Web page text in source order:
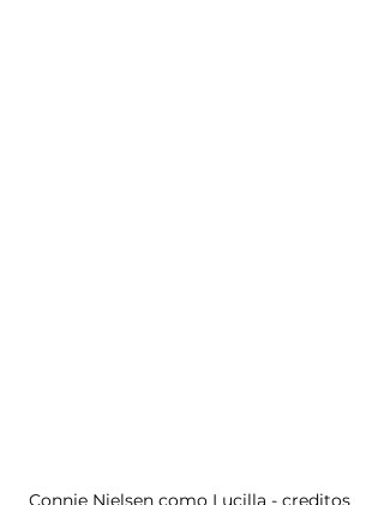
Connie Nielsen como Lucilla - creditos